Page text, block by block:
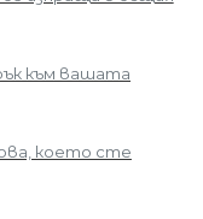
към вашата
което сте